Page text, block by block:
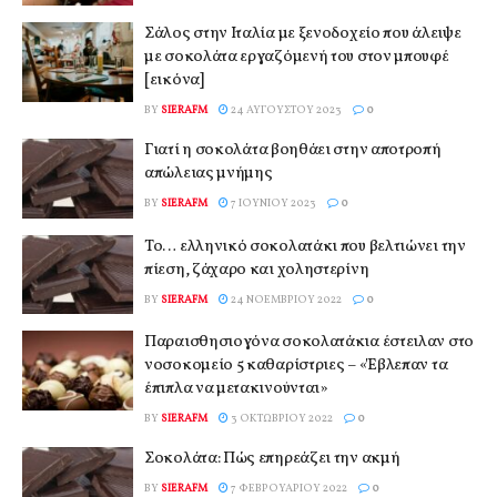
Σάλος στην Ιταλία με ξενοδοχείο που άλειψε
με σοκολάτα εργαζόμενή του στον μπουφέ
[εικόνα]
BY SIERAFM 24 ΑΥΓΟΎΣΤΟΥ 2023 0
Γιατί η σοκολάτα βοηθάει στην αποτροπή
απώλειας μνήμης
BY SIERAFM 7 ΙΟΥΝΊΟΥ 2023 0
Το… ελληνικό σοκολατάκι που βελτιώνει την
πίεση, ζάχαρο και χοληστερίνη
BY SIERAFM 24 ΝΟΕΜΒΡΊΟΥ 2022 0
Παραισθησιογόνα σοκολατάκια έστειλαν στο
νοσοκομείο 5 καθαρίστριες – «Έβλεπαν τα
έπιπλα να μετακινούνται»
BY SIERAFM 3 ΟΚΤΩΒΡΊΟΥ 2022 0
Σοκολάτα: Πώς επηρεάζει την ακμή
BY SIERAFM 7 ΦΕΒΡΟΥΑΡΊΟΥ 2022 0